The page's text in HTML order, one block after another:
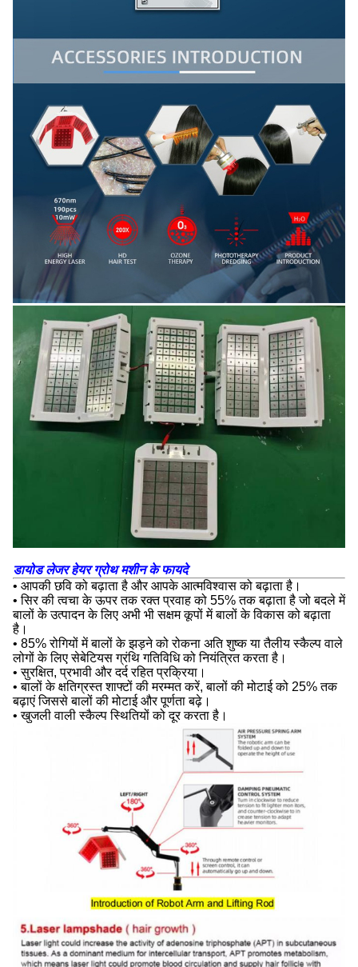
डायोड लेजर हेयर ग्रोथ मशीन के फायदे
• आपकी छवि को बढ़ाता है और आपके आत्मविश्वास को बढ़ाता है।
• सिर की त्वचा के ऊपर तक रक्त प्रवाह को 55% तक बढ़ाता है जो बदले में
बालों के उत्पादन के लिए अभी भी सक्षम कूपों में बालों के विकास को बढ़ाता
है।
• 85% रोगियों में बालों के झड़ने को रोकना अति शुष्क या तैलीय स्कैल्प वाले
लोगों के लिए सेबेटियस ग्रंथि गतिविधि को नियंत्रित करता है।
• सुरक्षित, प्रभावी और दर्द रहित प्रक्रिया।
• बालों के क्षतिग्रस्त शाफ्टों की मरम्मत करें, बालों की मोटाई को 25% तक
बढ़ाएं जिससे बालों की मोटाई और पूर्णता बढ़े।
• खुजली वाली स्कैल्प स्थितियों को दूर करता है।